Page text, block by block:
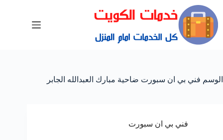
الوسم فني بي ان سبورت ضاحية مبارك العبدالله الجابر
فني بي ان سبورت